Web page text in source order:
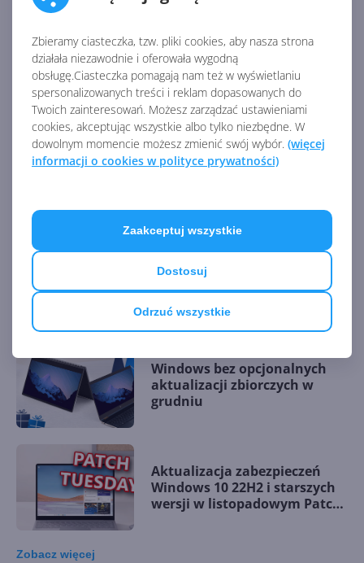
Zbieramy ciasteczka, tzw. pliki cookies, aby nasza strona
działała niezawodnie i oferowała wygodną
obsługę.Ciasteczka pomagają nam też w wyświetlaniu
spersonalizowanych treści i reklam dopasowanych do
Twoich zainteresowań. Możesz zarządzać ustawieniami
cookies, akceptując wszystkie albo tylko niezbędne. W
dowolnym momencie możesz zmienić swój wybór. (więcej
informacji o cookies w polityce prywatności)
Odrzuć wszystkie
Dostosuj
Zaakceptuj wszystkie
Źródło:
https://www.onmsft.com/news/windows-10-fall-
creators-update-reaches-92-1-install-base-in-latest-
adduplex-stats
AKTUALNOŚCI Z KATEGORII WINDOWS 10
Aktualizacja bezpieczeństwa
Windows 10 22H2 z
poprawkami w listopadowej
aktualizacji opcjonalnej (build
19045.5198)
Windows bez opcjonalnych
aktualizacji zbiorczych w
grudniu
Aktualizacja zabezpieczeń
Windows 10 22H2 i starszych
wersji w listopadowym Patch
Zobacz więcej